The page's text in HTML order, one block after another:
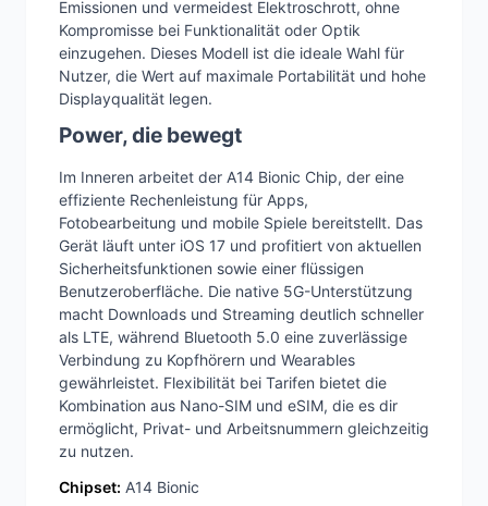
Emissionen und vermeidest Elektroschrott, ohne
Kompromisse bei Funktionalität oder Optik
einzugehen. Dieses Modell ist die ideale Wahl für
Nutzer, die Wert auf maximale Portabilität und hohe
Displayqualität legen.
Power, die bewegt
Im Inneren arbeitet der A14 Bionic Chip, der eine
effiziente Rechenleistung für Apps,
Fotobearbeitung und mobile Spiele bereitstellt. Das
Gerät läuft unter iOS 17 und profitiert von aktuellen
Sicherheitsfunktionen sowie einer flüssigen
Benutzeroberfläche. Die native 5G-Unterstützung
macht Downloads und Streaming deutlich schneller
als LTE, während Bluetooth 5.0 eine zuverlässige
Verbindung zu Kopfhörern und Wearables
gewährleistet. Flexibilität bei Tarifen bietet die
Kombination aus Nano-SIM und eSIM, die es dir
ermöglicht, Privat- und Arbeitsnummern gleichzeitig
zu nutzen.
Chipset: A14 Bionic